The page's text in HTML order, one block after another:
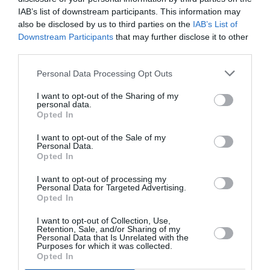
IAB’s list of downstream participants. This information may
also be disclosed by us to third parties on the IAB’s List of
Downstream Participants that may further disclose it to other
Personal Data Processing Opt Outs
I want to opt-out of the Sharing of my
personal data.
Opted In
I want to opt-out of the Sale of my
Personal Data.
Opted In
I want to opt-out of processing my
Personal Data for Targeted Advertising.
Opted In
I want to opt-out of Collection, Use,
Retention, Sale, and/or Sharing of my
Personal Data that Is Unrelated with the
Purposes for which it was collected.
Opted In
Η έκθεση της Μαρίνας Μπομπού επέτυχε μια
προσεκτική ανασύσταση του παρελθόντος που
μας αφηγήται πώς η οικογενειακή ιστορία
διαβρώνεται και ανασυντίθεται στη συνείδηση. Η
επιμέλεια της Έφης Μιχάλαρου, μέσα στον
υποβλητικό ισόγειο χώρο του Πολεμικού
Μουσείου, τόνισε τη διστακτική ομορφιά αυτών
των έργων – σαν να μην θέλεις να τα αγγίξεις
Η αίσθηση που αποκομίζει ο θεατής είναι ότι η
αποκαθιστά μέσω της απουσίας τους. Το μολύβι της
δεν είναι εργαλείο, αλλά μνημείο: κάθε γραμμή ένας
αναστεναγμός “ήμουν εδώ”. Σε έναν κόσμο που τρέχει
προς το ψηφιακό, αυτά τα έργα θυμίζουν ότι μερικές
εικόνες ζουν μόνο στο χαρτί – εφήμερα κι αιώνια.